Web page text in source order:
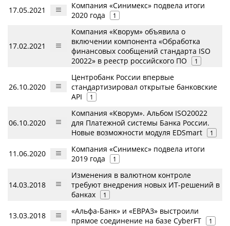
17.05.2021
Компания «Синимекс» подвела итоги
2020 года
1
17.02.2021
Компания «Кворум» объявила о
включении компонента «Обработка
финансовых сообщений стандарта ISO
20022» в реестр российского ПО
1
26.10.2020
Центробанк России впервые
стандартизировал открытые банковские
API
1
06.10.2020
Компания «Кворум». Альбом ISO20022
для Платежной системы Банка России.
Новые возможности модуля EDSmart
1
11.06.2020
Компания «Синимекс» подвела итоги
2019 года
1
14.03.2018
Изменения в валютном контроле
требуют внедрения новых ИТ-решений в
банках
1
13.03.2018
«Альфа-Банк» и «ЕВРАЗ» выстроили
прямое соединение на базе CyberFT
1